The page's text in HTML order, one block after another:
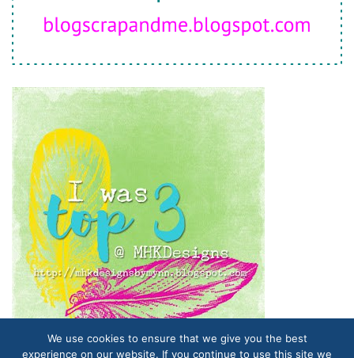
We use cookies to ensure that we give you the best
experience on our website. If you continue to use this site we